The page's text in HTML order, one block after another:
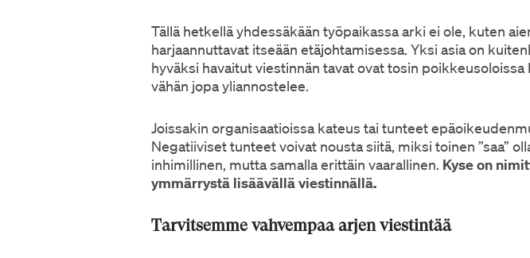
Tällä hetkellä yhdessäkään työpaikassa arki ei ole, kuten
harjaannuttavat itseään etäjohtamisessa. Yksi asia on
hyväksi havaitut viestinnän tavat ovat tosin
vähän jopa yliannostelee.
Joissakin organisaatioissa kateus tai tunteet
Negatiiviset tunteet voivat nousta siitä, miksi toinen ”saa”
inhimillinen, mutta samalla erittäin vaarallinen. Kyse on
ymmärrystä lisäävällä viestinnällä.
Tarvitsemme vahvempaa arjen viestintää